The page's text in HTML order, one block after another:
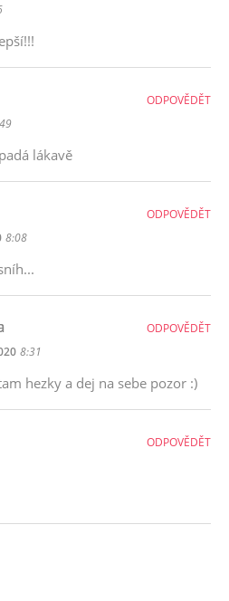
lákavě
ODPOVĚDĚT
8:08
ODPOVĚDĚT
8:31
hezky a dej na sebe pozor :)
ODPOVĚDĚT
ODPOVĚDĚT